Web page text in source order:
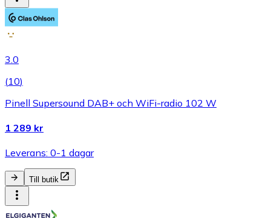
3.0
(10)
Pinell Supersound DAB+ och WiFi-radio 102 W
1 289 kr
Leverans: 0-1 dagar
Till butik